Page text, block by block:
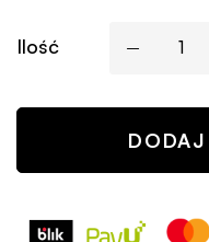
Ilość